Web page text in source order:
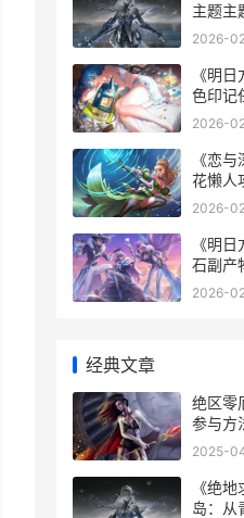
主题主
新诗句
2026-
《明
色印记
收集+
2026-
《恋
花懒人
《恋与
2026-
《明
石副产
荒路上
2026-
经典文章
绝区零
参与方
钓大师
2025-
《绝
岛：从